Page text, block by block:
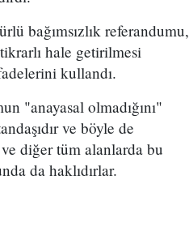
bağımsızlık referandumu,
hale getirilmesi
kullandı.
"anayasal olmadığını"
ve böyle de
diğer tüm alanlarda bu
da haklıdırlar.